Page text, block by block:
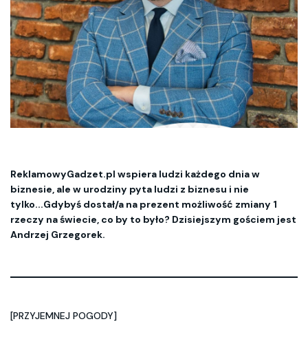
ReklamowyGadzet.pl wspiera ludzi każdego dnia w
biznesie, ale w urodziny pyta ludzi z biznesu i nie
tylko...Gdybyś dostał/a na prezent możliwość zmiany 1
rzeczy na świecie, co by to było? Dzisiejszym gościem jest
Andrzej Grzegorek.
[PRZYJEMNEJ POGODY]